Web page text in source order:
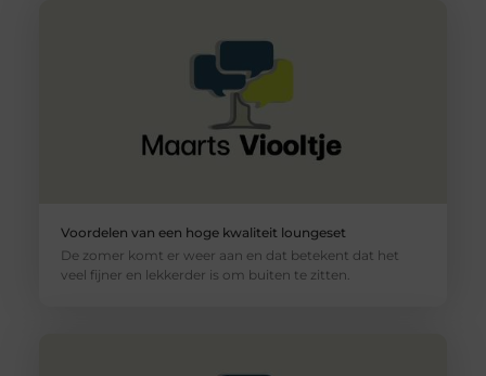
Voordelen van een hoge kwaliteit loungeset
De zomer komt er weer aan en dat betekent dat het
veel fijner en lekkerder is om buiten te zitten.